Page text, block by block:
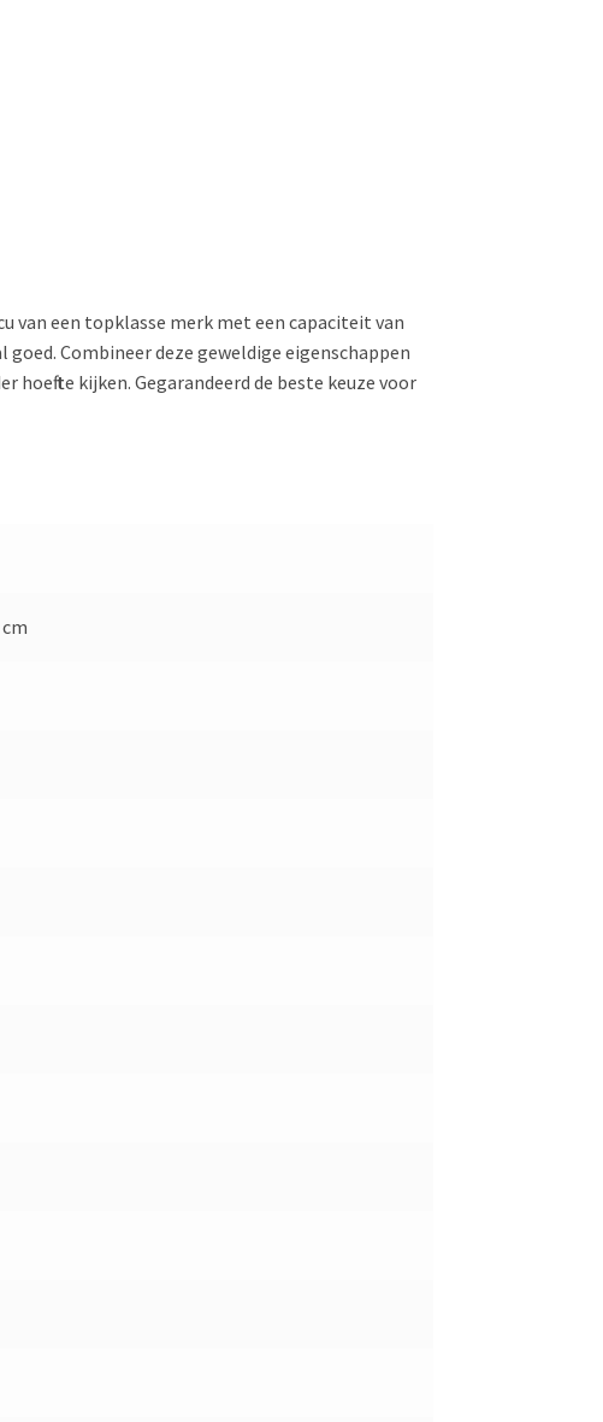
van een topklasse merk met een capaciteit van
goed. Combineer deze geweldige eigenschappen
te kijken. Gegarandeerd de beste keuze voor
cm